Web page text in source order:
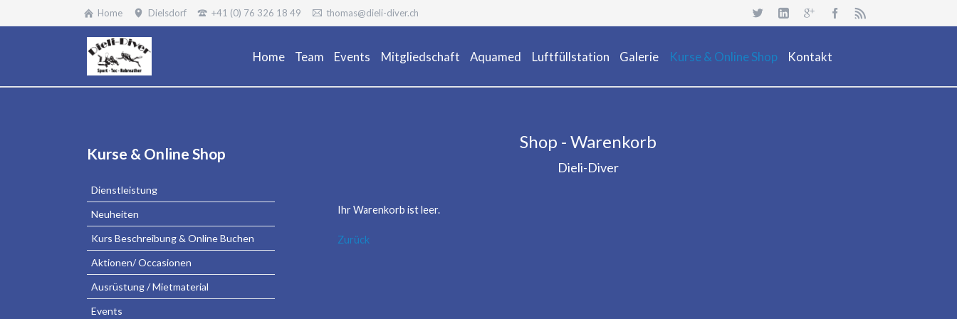
Home Dielsdorf +41 (0) 76 326 18 49 thomas@dieli-diver.ch
Home Team Events Mitgliedschaft Aquamed Luftfüllstation Galerie Kurse & Online Shop Kontakt
Shop - Warenkorb
Dieli-Diver
Ihr Warenkorb ist leer.
Zurück
Navigation
Kurse & Online Shop
Dienstleistung
Neuheiten
Kurs Beschreibung & Online Buchen
Aktionen/ Occasionen
Ausrüstung / Mietmaterial
Events